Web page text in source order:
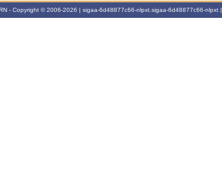
- Copyright © 2006-2026 | sigaa-6d48877c66-nlpxt.sigaa-6d48877c66-nlpxt |